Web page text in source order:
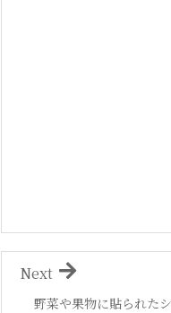
野菜や果物に貼られた
Next